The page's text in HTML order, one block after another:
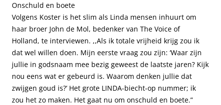
Onschuld en boete
Volgens Koster is het slim als Linda mensen inhuurt om
haar broer John de Mol, bedenker van The Voice of
Holland, te interviewen. ,,Als ik totale vrijheid krijg zou ik
dat wel willen doen. Mijn eerste vraag zou zijn: ‘Waar zijn
jullie in godsnaam mee bezig geweest de laatste jaren? Kijk
nou eens wat er gebeurd is. Waarom denken jullie dat
zwijgen goud is?’ Het grote LINDA-biecht-op nummer; ik
zou het zo maken. Het gaat nu om onschuld en boete.”